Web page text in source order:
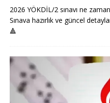
2026 YÖKDİL/2 sınavı ne
Sınava hazırlık ve güncel
🔺